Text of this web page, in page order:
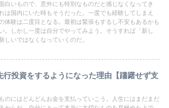
白いもので、意外にも特別なものだと感じなくなってき
は国内にいた時もそうだった。一度でも経験してしまえ
体験は二度目となる。最初は緊張もするし不安もあるかも
。しかし一度は自分でやってみよう。そうすれば「新し
しいではなくなっていくのだ。
行投資をするようになった理由【躊躇せず支
のにはどんどんお金を支払っていこう。人生にはまだまだ